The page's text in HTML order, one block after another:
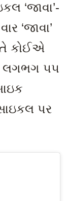
‘જાવા’-
‘જાવા’
કોઈએ
લગભગ ૫૫
પર